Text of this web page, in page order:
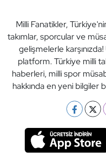
Milli Fanatikler,
takımlar, sporcular ve
gelişmelerle
platform. Türkiye milli
haberleri, milli spor
hakkında en yeni bilgiler